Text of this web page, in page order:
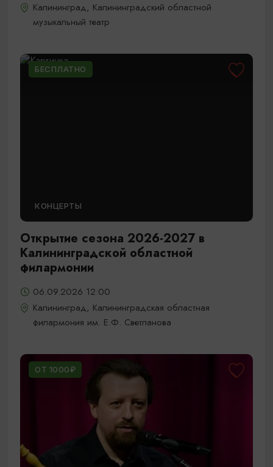
Калининград, Калининградский областной
музыкальный театр
БЕСПЛАТНО
КОНЦЕРТЫ
Открытие сезона 2026-2027 в
Калининградской областной
филармонии
06.09.2026 12:00
Калининград, Калининградская областная
филармония им. Е.Ф. Светланова
ОТ 1000₽